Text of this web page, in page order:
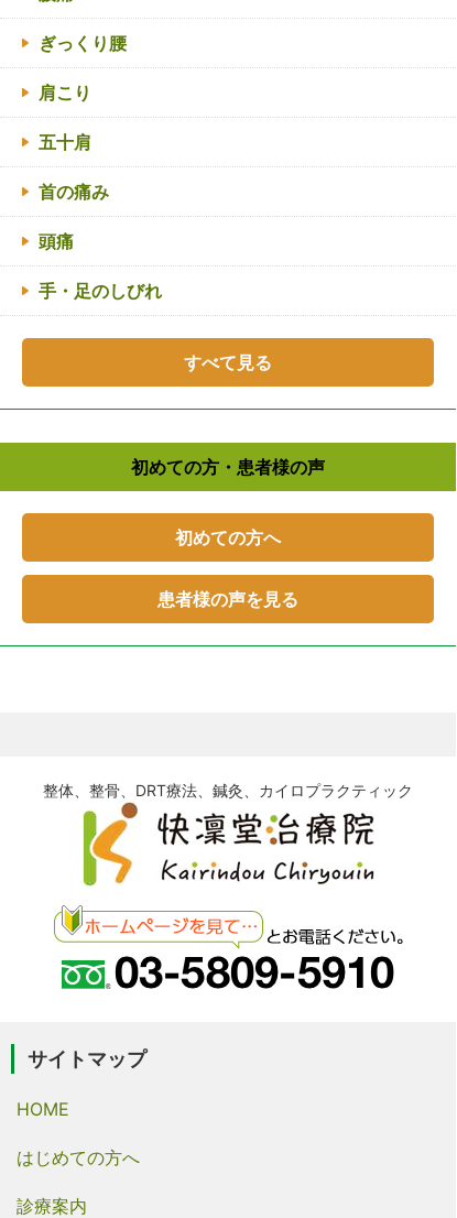
ぎっくり腰
肩こり
五十肩
首の痛み
頭痛
手・足のしびれ
すべて見る
初めての方・患者様の声
初めての方へ
患者様の声を見る
整体、整骨、DRT療法、鍼灸、カイロプラクティック
サイトマップ
HOME
はじめての方へ
診療案内